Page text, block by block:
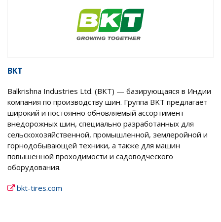
BKT
Balkrishna Industries Ltd. (BKT) — базирующаяся в Индии
компания по производству шин. Группа BKT предлагает
широкий и постоянно обновляемый ассортимент
внедорожных шин, специально разработанных для
сельскохозяйственной, промышленной, землеройной и
горнодобывающей техники, а также для машин
повышенной проходимости и садоводческого
оборудования.
bkt-tires.com